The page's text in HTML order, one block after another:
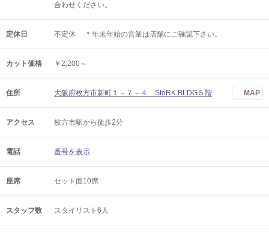
合わせください。
定休日 不定休 ＊年末年始の営業は店舗にご確認下さい。
カット価格 ￥2,200～
住所 大阪府枚方市新町１－７－４ StoRK BLDG５階 MAP
アクセス 枚方市駅から徒歩2分
電話 番号を表示
座席 セット面10席
スタッフ数 スタイリスト6人